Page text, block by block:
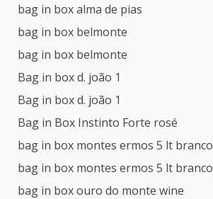
bag in box alma de pias
bag in box belmonte
bag in box belmonte
Bag in box d. joão 1
Bag in box d. joão 1
Bag in Box Instinto Forte rosé
bag in box montes ermos 5 lt branco
bag in box montes ermos 5 lt branco
bag in box ouro do monte wine